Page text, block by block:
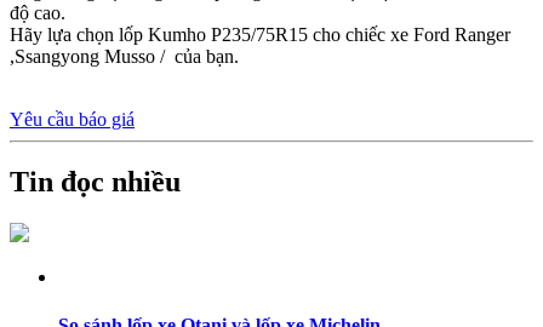
độ cao.
Hãy lựa chọn lốp Kumho P235/75R15 cho chiếc xe Ford Ranger
,Ssangyong Musso / của bạn.
Yêu cầu báo giá
Tin đọc nhiều